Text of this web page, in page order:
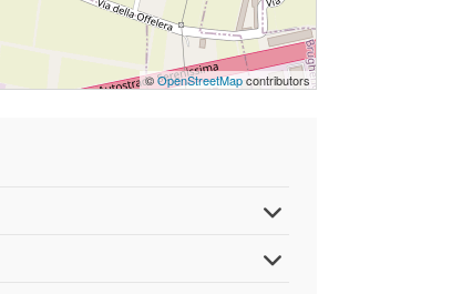
©OpenStreetMapcontributors